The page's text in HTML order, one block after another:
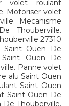
volet roulant
Motoriser volet
Mecanisme
Thouberville.
27310
Saint Ouen De
Saint Ouen De
Panne volet
alu Saint Ouen
Saint Ouen
Saint Ouen De
Thouberville.